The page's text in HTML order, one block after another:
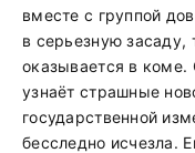
вместе с группой
в серьезную
оказывается в
узнаёт страшные
государственной
бесследно исчезла.